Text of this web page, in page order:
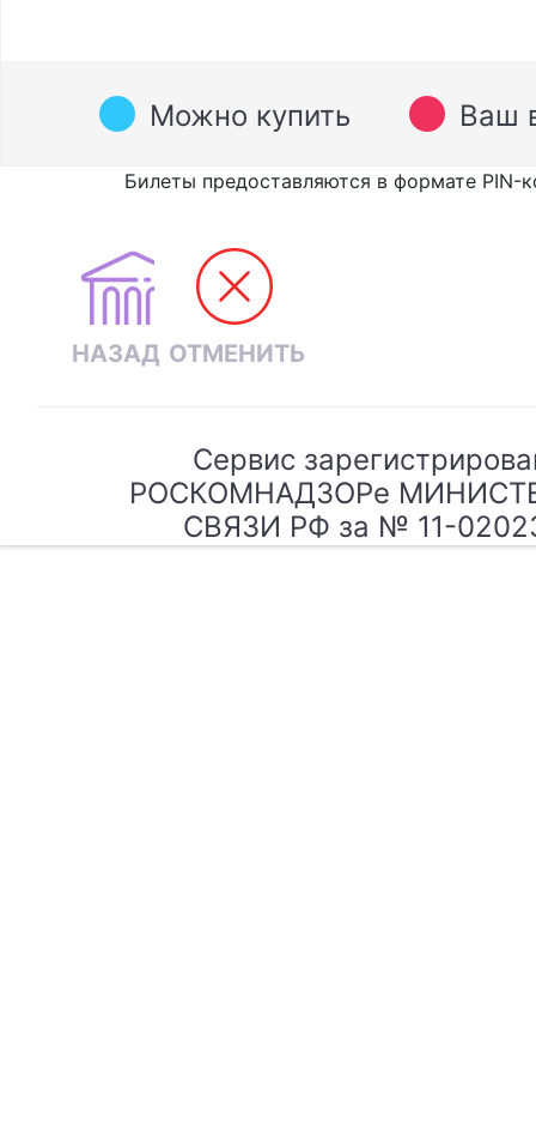
Можно купить Ваш
Билеты предоставляются в формате PIN-
Сервис
РОСКОМНАДЗОРе
СВЯЗИ РФ за № 11-